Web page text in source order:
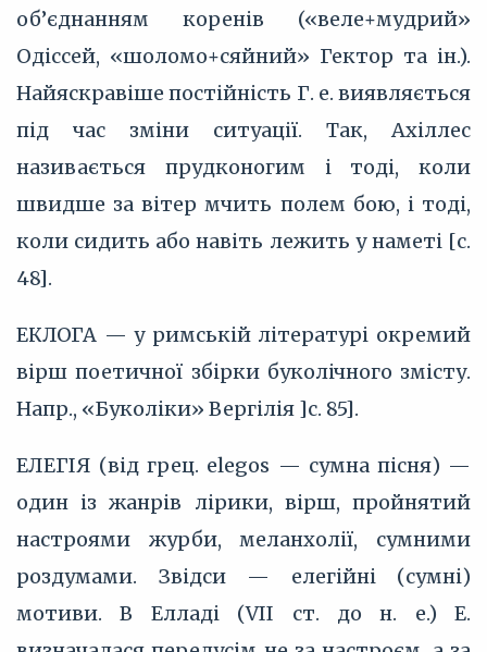
об’єднанням коренів («веле+мудрий»
Одіссей, «шоломо+сяйний» Гектор та ін.).
Найяскравіше постійність Г. е. виявляється
під час зміни ситуації. Так, Ахіллес
називається прудконогим і тоді, коли
швидше за вітер мчить полем бою, і тоді,
коли сидить або навіть лежить у наметі [с.
48].
ЕКЛОГА — у римській літературі окремий
вірш поетичної збірки буколічного змісту.
Напр., «Буколіки» Вергілія ]с. 85].
ЕЛЕГІЯ (від грец. elegos — сумна пісня) —
один із жанрів лірики, вірш, пройнятий
настроями журби, меланхолії, сумними
роздумами. Звідси — елегійні (сумні)
мотиви. В Елладі (VII ст. до н. е.) Е.